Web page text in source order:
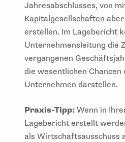
Jahresabschlusses, von
Kapitalgesellschaften
erstellen. Im Lagebericht
Unternehmensleitung die
vergangenen
die wesentlichen Chancen
Unternehmen darstellen.
Praxis-Tipp: Wenn in
Lagebericht erstellt
als Wirtschaftsausschuss